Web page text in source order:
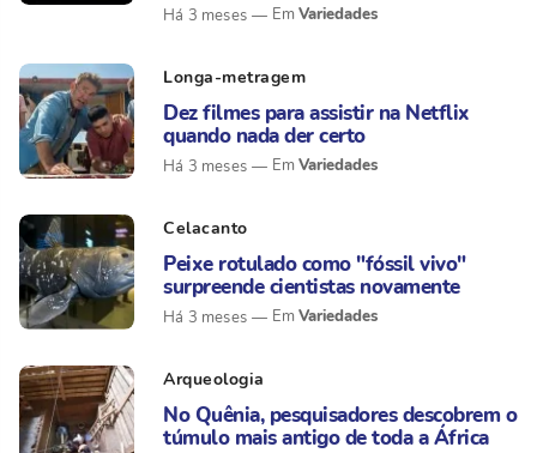
Há 3 meses Variedades
Longa-metragem
Dez filmes para assistir na Netflix
quando nada der certo
Há 3 meses Variedades
Celacanto
Peixe rotulado como "fóssil vivo"
surpreende cientistas novamente
Há 3 meses Variedades
Arqueologia
No Quênia, pesquisadores descobrem o
túmulo mais antigo de toda a África